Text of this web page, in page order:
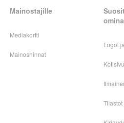
Mainostajille
Mediakortti
Mainoshinnat
Logot